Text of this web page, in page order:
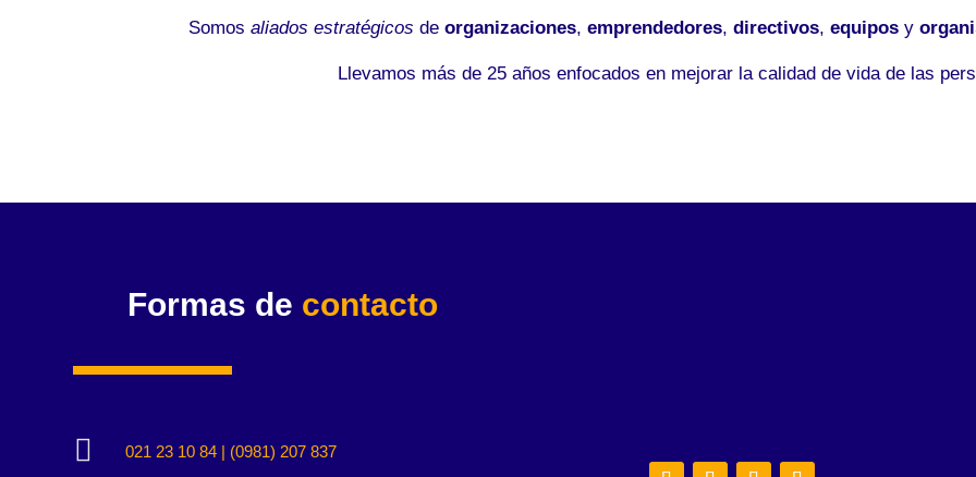
Somos aliados estratégicos de organizaciones, emprendedores, directivos, equiposy
Llevamos más de 25 años enfocados en mejorar la calidad de vida de las
Formas de contacto
 021 23 10 84 | (0981) 207 837